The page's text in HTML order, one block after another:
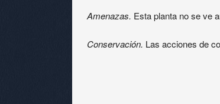
Amenazas. Esta planta no se ve
Conservación. Las acciones de